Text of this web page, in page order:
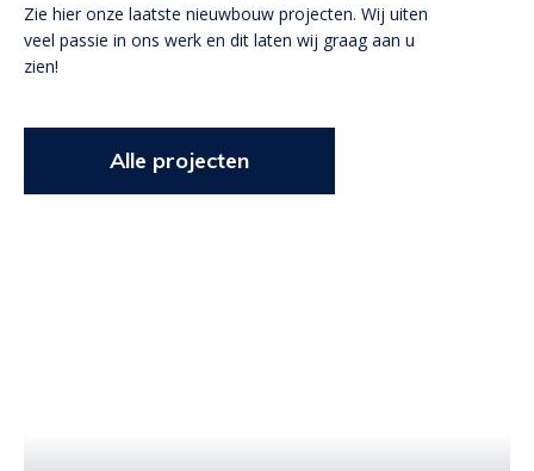
Zie hier onze laatste nieuwbouw projecten. Wij uiten
veel passie in ons werk en dit laten wij graag aan u
zien!
Alle projecten